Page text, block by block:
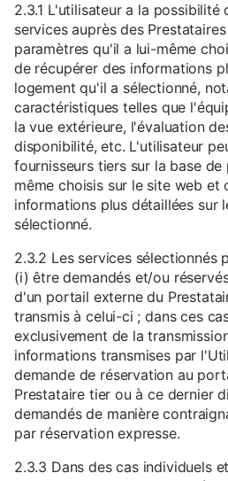
2.3.1 L'utilisateur a la possibilité
services auprès des
paramètres qu'il a lui-même
de récupérer des informations
logement qu'il a sélectionné,
caractéristiques telles que
la vue extérieure, l'évaluation
disponibilité, etc. L'utilisateur
fournisseurs tiers sur la base
même choisis sur le site web et
informations plus détaillées sur
sélectionné.
2.3.2 Les services sélectionnés
(i) être demandés et/ou
d'un portail externe du
transmis à celui-ci ; dans ces
exclusivement de la
informations transmises par
demande de réservation au
Prestataire tier ou à ce dernier
demandés de manière
par réservation expresse.
2.3.3 Dans des cas individuels